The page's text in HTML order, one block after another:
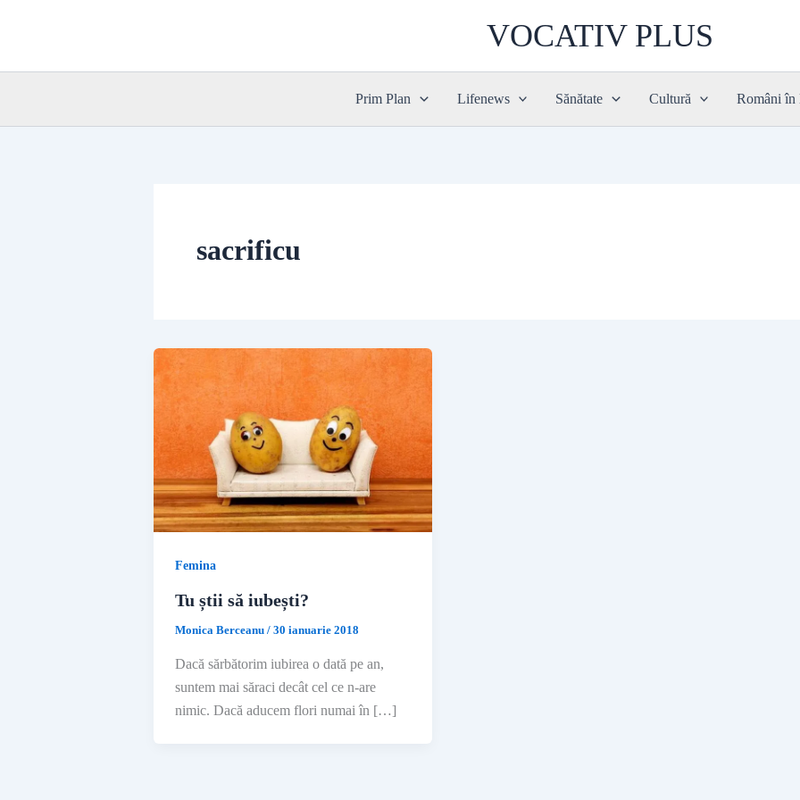
VOCATIV PLUS
Prim Plan Lifenews Sănătate Cultură Români în
sacrificu
Femina
Tu știi să iubești?
Monica Berceanu / 30 ianuarie 2018
Dacă sărbătorim iubirea o dată pe an,
suntem mai săraci decât cel ce n-are
nimic. Dacă aducem flori numai în […]